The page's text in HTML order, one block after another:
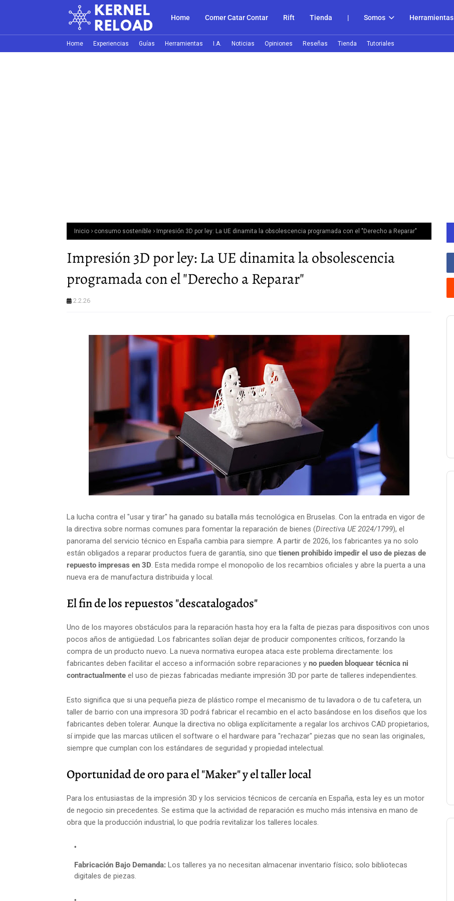
Home Comer Catar Contar Rift Tienda | Somos Herramientas
Home Experiencias Guías Herramientas I.A. Noticias Opiniones Reseñas Tienda Tutoriales
Inicio consumo sostenible Impresión 3D por ley: La UE dinamita la obsolescencia programada con el "Derecho a Reparar"
Impresión 3D por ley: La UE dinamita la obsolescencia
programada con el "Derecho a Reparar"
2.2.26
La lucha contra el "usar y tirar" ha ganado su batalla más tecnológica en Bruselas. Con la entrada en vigor de
la directiva sobre normas comunes para fomentar la reparación de bienes (Directiva UE 2024/1799), el
panorama del servicio técnico en España cambia para siempre. A partir de 2026, los fabricantes ya no solo
están obligados a reparar productos fuera de garantía, sino que tienen prohibido impedir el uso de piezas de
repuesto impresas en 3D. Esta medida rompe el monopolio de los recambios oficiales y abre la puerta a una
nueva era de manufactura distribuida y local.
El fin de los repuestos "descatalogados"
Uno de los mayores obstáculos para la reparación hasta hoy era la falta de piezas para dispositivos con unos
pocos años de antigüedad. Los fabricantes solían dejar de producir componentes críticos, forzando la
compra de un producto nuevo. La nueva normativa europea ataca este problema directamente: los
fabricantes deben facilitar el acceso a información sobre reparaciones y no pueden bloquear técnica ni
contractualmente el uso de piezas fabricadas mediante impresión 3D por parte de talleres independientes.
Esto significa que si una pequeña pieza de plástico rompe el mecanismo de tu lavadora o de tu cafetera, un
taller de barrio con una impresora 3D podrá fabricar el recambio en el acto basándose en los diseños que los
fabricantes deben tolerar. Aunque la directiva no obliga explícitamente a regalar los archivos CAD propietarios,
sí impide que las marcas utilicen el software o el hardware para "rechazar" piezas que no sean las originales,
siempre que cumplan con los estándares de seguridad y propiedad intelectual.
Oportunidad de oro para el "Maker" y el taller local
Para los entusiastas de la impresión 3D y los servicios técnicos de cercanía en España, esta ley es un motor
de negocio sin precedentes. Se estima que la actividad de reparación es mucho más intensiva en mano de
obra que la producción industrial, lo que podría revitalizar los talleres locales.
Fabricación Bajo Demanda: Los talleres ya no necesitan almacenar inventario físico; solo bibliotecas
digitales de piezas.